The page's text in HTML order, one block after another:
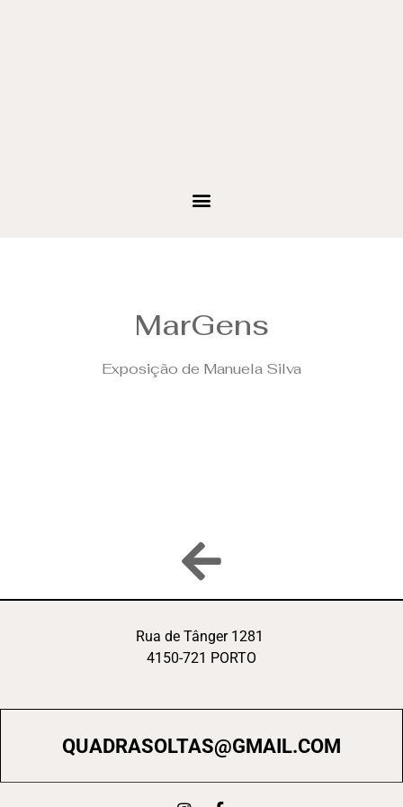
MarGens
Exposição de Manuela Silva
Rua de Tânger 1281
4150-721 PORTO
QUADRASOLTAS@GMAIL.COM